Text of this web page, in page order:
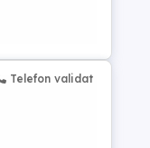
Telefon validat